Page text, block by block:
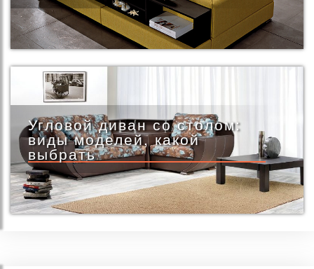
Угловой диван со столом:
виды моделей, какой
выбрать